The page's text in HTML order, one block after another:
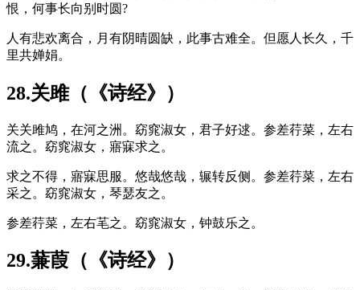
恨，何事长向别时圆?
人有悲欢离合，月有阴晴圆缺，此事古难全。但愿人长久，千
里共婵娟。
28.关雎（《诗经》）
关关雎鸠，在河之洲。窈窕淑女，君子好逑。参差荇菜，左右
流之。窈窕淑女，寤寐求之。
求之不得，寤寐思服。悠哉悠哉，辗转反侧。参差荇菜，左右
采之。窈窕淑女，琴瑟友之。
参差荇菜，左右芼之。窈窕淑女，钟鼓乐之。
29.蒹葭（《诗经》）